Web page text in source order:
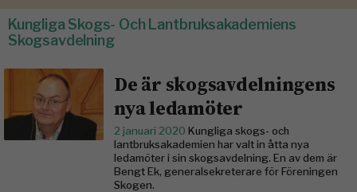
Kungliga Skogs- Och Lantbruksakademiens
Skogsavdelning
De är skogsavdelningens
nya ledamöter
2 januari 2020 Kungliga skogs- och
lantbruksakademien har valt in åtta nya
ledamöter i sin skogsavdelning. En av dem är
Bengt Ek, generalsekreterare för Föreningen
Skogen.